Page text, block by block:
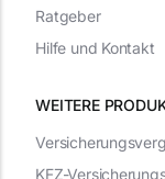
WEITERE
KFZ-
Ratgeber
Hilfe und Kontakt